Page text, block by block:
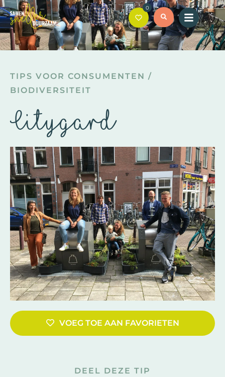
0
TIPS VOOR CONSUMENTEN /
BIODIVERSITEIT
Citygard
VOEG TOE AAN FAVORIETEN
DEEL DEZE TIP